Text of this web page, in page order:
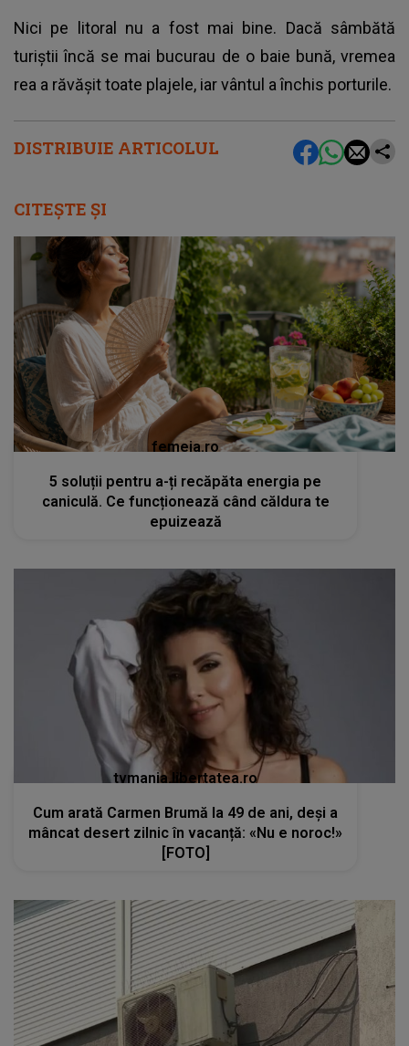
DISTRIBUIE ARTICOLUL
Nici pe litoral nu a fost mai bine. Dacă sâmbătă
turiștii încă se mai bucurau de o baie bună, vremea
rea a răvășit toate plajele, iarvântul a închis porturile.
CITEȘTE ȘI
femeia.ro
5 soluții pentru a-ți recăpăta energia pe
caniculă. Ce funcționează când căldura te
epuizează
tvmania.libertatea.ro
Cum arată Carmen Brumă la 49 de ani, deși a
mâncat desert zilnic în vacanță: «Nu e noroc!»
[FOTO]